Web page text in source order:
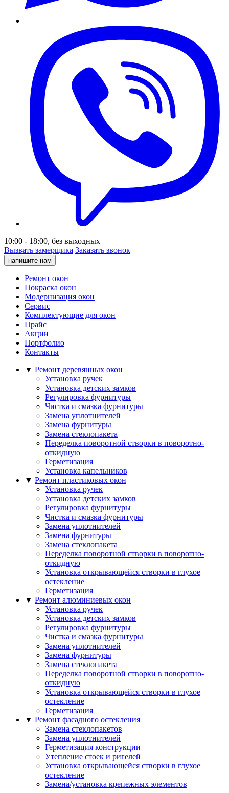
10:00 - 18:00, без выходных
Вызвать замерщика Заказать звонок
напишите нам
Ремонт окон
Покраска окон
Модернизация окон
Сервис
Комплектующие для окон
Прайс
Акции
Портфолио
Контакты
▼ Ремонт деревянных окон
Установка ручек
Установка детских замков
Регулировка фурнитуры
Чистка и смазка фурнитуры
Замена уплотнителей
Замена фурнитуры
Замена стеклопакета
Переделка поворотной створки в поворотно-
откидную
Герметизация
Установка капельников
▼ Ремонт пластиковых окон
Установка ручек
Установка детских замков
Регулировка фурнитуры
Чистка и смазка фурнитуры
Замена уплотнителей
Замена фурнитуры
Замена стеклопакета
Переделка поворотной створки в поворотно-
откидную
Установка открывающейся створки в глухое
остекление
Герметизация
▼ Ремонт алюминиевых окон
Установка ручек
Установка детских замков
Регулировка фурнитуры
Чистка и смазка фурнитуры
Замена уплотнителей
Замена фурнитуры
Замена стеклопакета
Переделка поворотной створки в поворотно-
откидную
Установка открывающейся створки в глухое
остекление
Герметизация
▼ Ремонт фасадного остекления
Замена стеклопакетов
Замена уплотнителей
Герметизация конструкции
Утепление стоек и ригелей
Установка открывающейся створки в глухое
остекление
Замена/установка крепежных элементов